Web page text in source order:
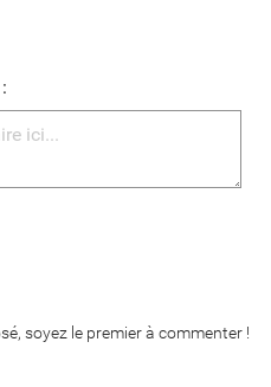
soyez le premier à commenter !